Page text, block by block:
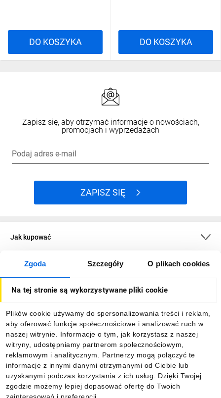
Zgoda Szczegóły O plikach cookies
Na tej stronie są wykorzystywane pliki cookie
Plików cookie używamy do spersonalizowania treści i reklam,
aby oferować funkcje społecznościowe i analizować ruch w
naszej witrynie. Informacje o tym, jak korzystasz z naszej
witryny, udostępniamy partnerom społecznościowym,
reklamowym i analitycznym. Partnerzy mogą połączyć te
informacje z innymi danymi otrzymanymi od Ciebie lub
uzyskanymi podczas korzystania z ich usług. Dzięki Twojej
zgodzie możemy lepiej dopasować ofertę do Twoich
DO KOSZYKA DO KOSZYKA
Zapisz się, aby otrzymać informacje o nowościach,
promocjach i wyprzedażach
Podaj adres e-mail
ZAPISZ SIĘ
Jak kupować
O firmie
Informacje
Pobierz naszą aplikację mobilną: